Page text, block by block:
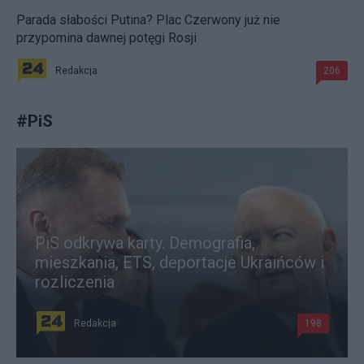
Parada słabości Putina? Plac Czerwony już nie
przypomina dawnej potęgi Rosji
Redakcja 206
#PiS
PiS odkrywa karty. Demografia,
mieszkania, ETS, deportacje Ukraińców i
rozliczenia
Redakcja 198